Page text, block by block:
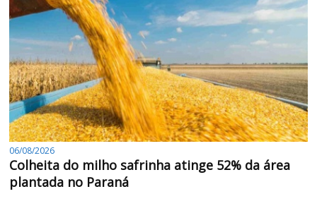
06/08/2026
Colheita do milho safrinha atinge 52% da área
plantada no Paraná